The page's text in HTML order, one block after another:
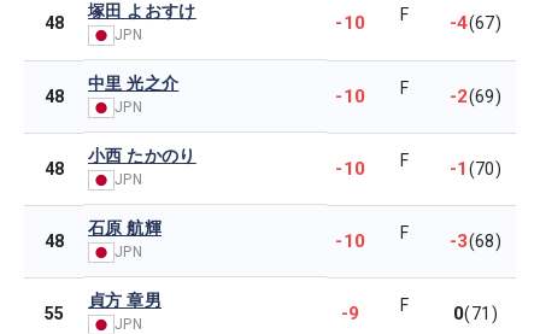
48
塚田 よおすけ
JPN
-10 F -4(67)
48
中里 光之介
JPN -10 F -2(69)
48
小西 たかのり
JPN -10 F -1(70)
48
石原 航輝
JPN -10 F -3(68)
55
貞方 章男
JPN -9 F 0(71)